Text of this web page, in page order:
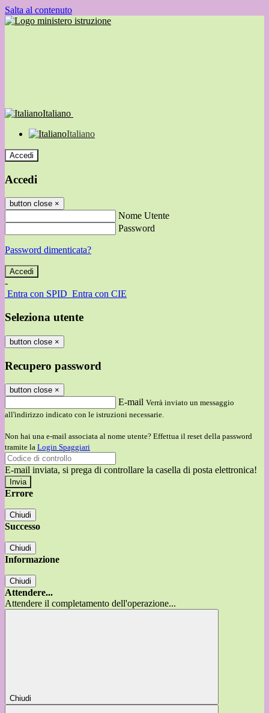
Salta al contenuto
Italiano
Italiano
Accedi
Accedi
button close ×
Nome Utente
Password
Password dimenticata?
-
Entra con SPID Entra con CIE
Seleziona utente
button close ×
Recupero password
button close ×
E-mail Verrà inviato un messaggio
all'indirizzo indicato con le istruzioni necessarie.
Non hai una e-mail associata al nome utente? Effettua il reset della password
tramite la Login Spaggiari
E-mail inviata, si prega di controllare la casella di posta elettronica!
Errore
Chiudi
Successo
Chiudi
Informazione
Chiudi
Attendere...
Attendere il completamento dell'operazione...
Chiudi